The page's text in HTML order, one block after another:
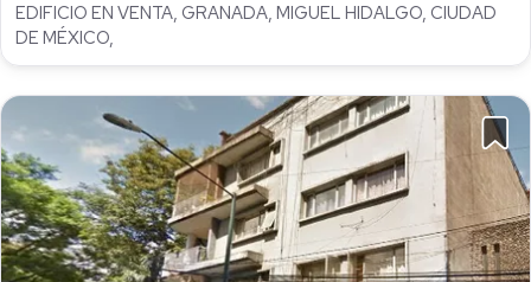
EDIFICIO EN VENTA, GRANADA, MIGUEL HIDALGO, CIUDAD
DE MÉXICO,